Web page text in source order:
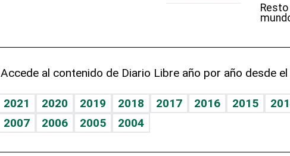
Resto
Accede al contenido de Diario Libre año por año desde
2021 2020 2019 2018 2017 2016 2015
2007 2006 2005 2004